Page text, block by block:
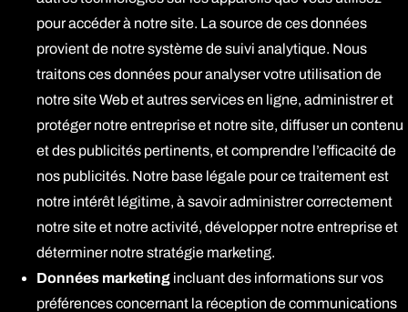
pour accéder à notre site. La source de ces données
provient de notre système de suivi analytique. Nous
traitons ces données pour analyser votre utilisation de
notre site Web et autres services en ligne, administrer et
protéger notre entreprise et notre site, diffuser un contenu
et des publicités pertinents, et comprendre l’efficacité de
nos publicités. Notre base légale pour ce traitement est
notre intérêt légitime, à savoir administrer correctement
notre site et notre activité, développer notre entreprise et
déterminer notre stratégie marketing.
Données marketing incluant des informations sur vos
préférences concernant la réception de communications